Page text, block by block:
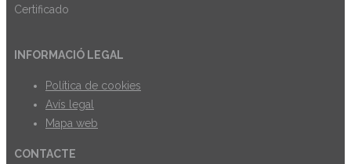
INFORMACIÓ LEGAL
Política de cookies
Avís legal
Mapa web
CONTACTE